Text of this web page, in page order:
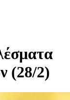
(28/2)